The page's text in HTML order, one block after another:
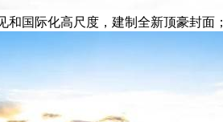
和国际化高尺度，建制全新顶豪封面